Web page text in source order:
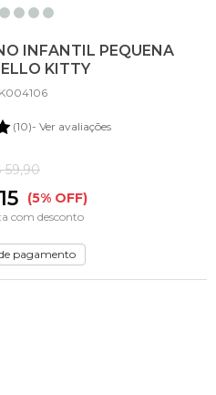
INFANTIL PEQUENA
KITTY
(10)- Ver avaliações
59,90
(5% OFF)
com desconto
pagamento